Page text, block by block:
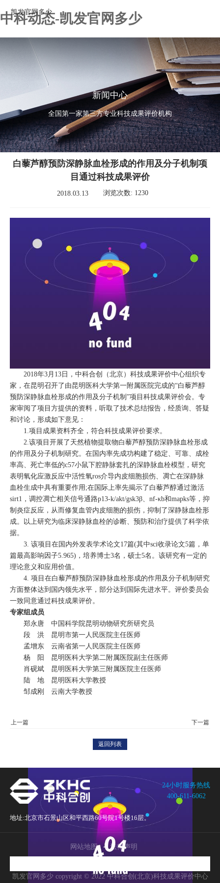
中科动态-凯发官网多少
凯发官网多少
新闻中心
全国第一家第三方专业科技成果评价机构
白藜芦醇预防深静脉血栓形成的作用及分子机制项
目通过科技成果评价
2018.03.13 浏览次数: 1230
2018年3月13日，中科合创（北京）科技成果评价中心组织专
家，在昆明召开了由昆明医科大学第一附属医院完成的“白藜芦醇
预防深静脉血栓形成的作用及分子机制”项目科技成果评价会。专
家审阅了项目方提供的资料，听取了技术总结报告，经质询、答疑
和讨论，形成如下意见：
1.项目成果资料齐全，符合科技成果评价要求。
2.该项目开展了天然植物提取物白藜芦醇预防深静脉血栓形成
的作用及分子机制研究。在国内率先成功构建了稳定、可靠、成栓
率高、死亡率低的c57小鼠下腔静脉套扎的深静脉血栓模型，研究
表明氧化应激反应中活性氧ros介导内皮细胞损伤、凋亡在深静脉
血栓生成中具有重要作用;在国际上率先揭示了白藜芦醇通过激活
sirt1，调控凋亡相关信号通路p13-k/akt/gsk3β、nf-κb和mapks等，抑
制炎症反应，从而修复血管内皮细胞的损伤，抑制了深静脉血栓形
成。以上研究为临床深静脉血栓的诊断、预防和治疗提供了科学依
据。
3. 该项目在国内外发表学术论文17篇(其中sci收录论文5篇，单
篇最高影响因子5.965)，培养博士3名，硕士5名。该研究有一定的
理论意义和应用价值。
4. 项目在白藜芦醇预防深静脉血栓形成的作用及分子机制研究
方面整体达到国内领先水平，部分达到国际先进水平。评价委员会
一致同意通过科技成果评价。
专家组成员
郑永唐 中国科学院昆明动物研究所研究员
段 洪 昆明市第一人民医院主任医师
孟增东 云南省第一人民医院主任医师
杨 阳 昆明医科大学第二附属医院副主任医师
肖砚斌 昆明医科大学第三附属医院主任医师
陆 地 昆明医科大学教授
邹成刚 云南大学教授
返回列表
24小时服务热线
400-611-6062
地址:北京市石景山区和平西路60号院1号楼16层。
网站地图 法律声明
凯发官网多少 copyright © 2022 中科合创(北京)科技成果评价中心